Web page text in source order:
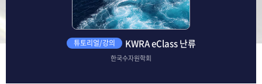
튜토리얼/강의 KWRA eClass 난류
한국수자원학회